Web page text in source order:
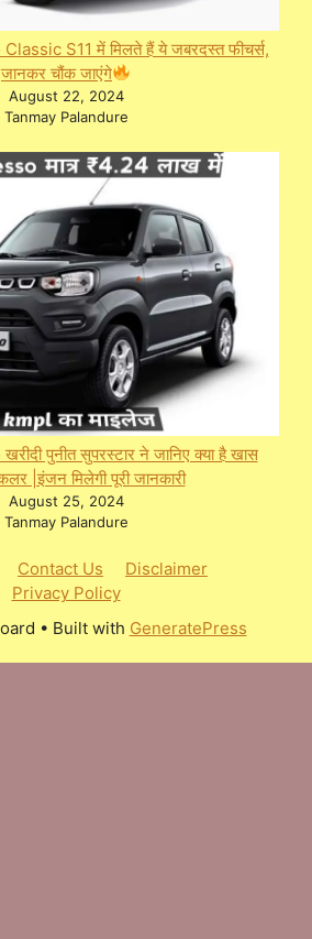
S11 में मिलते हैं ये जबरदस्त फीचर्स,
जानकर चौंक जाएंगे
August 22, 2024
Tanmay Palandure
पुनीत सुपरस्टार ने जानिए क्या है खास
|इंजन मिलेगी पूरी जानकारी
August 25, 2024
Tanmay Palandure
Contact Us
Disclaimer
Privacy Policy
• Built with GeneratePress